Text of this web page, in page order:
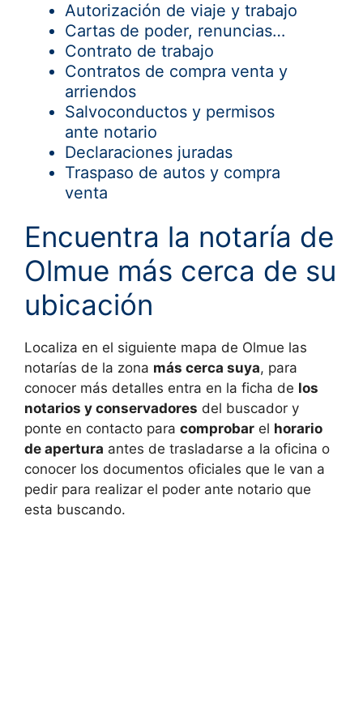
Autorización de viaje y trabajo
Cartas de poder, renuncias…
Contrato de trabajo
Contratos de compra venta y
arriendos
Salvoconductos y permisos
ante notario
Declaraciones juradas
Traspaso de autos y compra
venta
Encuentra la notaría de
Olmue más cerca de su
ubicación
Localiza en el siguiente mapa de Olmue las
notarías de la zona más cerca suya, para
conocer más detalles entra en la ficha de los
notarios y conservadores del buscador y
ponte en contacto para comprobar el horario
de apertura antes de trasladarse a la oficina o
conocer los documentos oficiales que le van a
pedir para realizar el poder ante notario que
esta buscando.